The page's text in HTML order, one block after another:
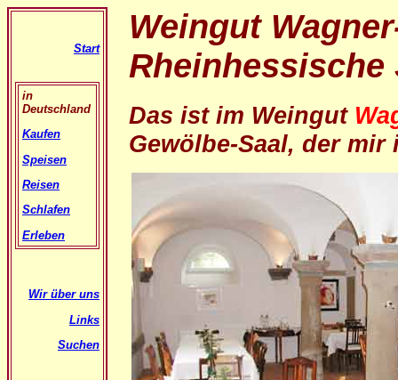
Start
in
Deutschland
Kaufen
Speisen
Reisen
Schlafen
Erleben
Wir über uns
Links
Suchen
Weingut
Rheinhessische
Das ist im Weingut
Gewölbe-Saal, der